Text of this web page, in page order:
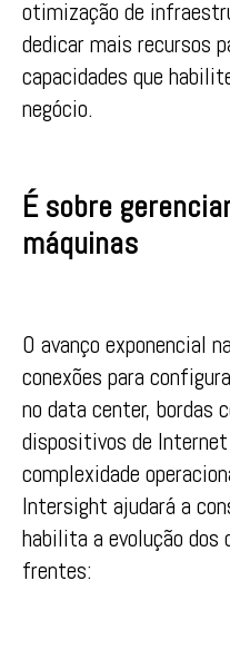
otimização de
dedicar mais recursos
capacidades que
negócio.
É sobre
máquinas
O avanço exponencial
conexões para
no data center, bordas
dispositivos de
complexidade
Intersight ajudará a
habilita a evolução
frentes: